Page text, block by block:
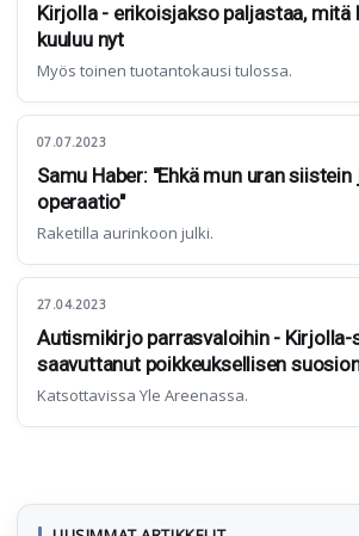
Kirjolla - erikoisjakso paljastaa, mitä
kuuluu nyt
Myös toinen tuotantokausi tulossa.
07.07.2023
Samu Haber: "Ehkä mun uran siistein
operaatio"
Raketilla aurinkoon julki.
27.04.2023
Autismikirjo parrasvaloihin - Kirjolla-
saavuttanut poikkeuksellisen
Katsottavissa Yle Areenassa.